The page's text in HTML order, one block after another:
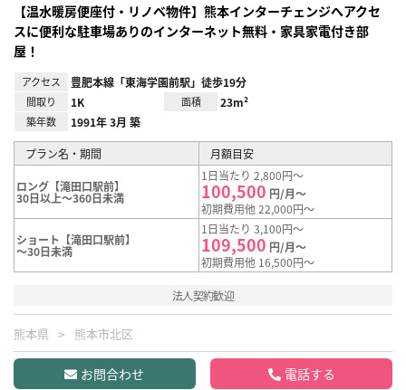
【温水暖房便座付・リノベ物件】熊本インターチェンジへアクセ
スに便利な駐車場ありのインターネット無料・家具家電付き部
屋！
アクセス 豊肥本線「東海学園前駅」徒歩19分
間取り 1K 面積 23m²
築年数 1991年 3月 築
プラン名・期間 月額目安
ロング【滝田口駅前】
30日以上～360日未満
1日当たり 2,800円～
100,500 円/月～
初期費用他 22,000円～
ショート【滝田口駅前】
～30日未満
1日当たり 3,100円～
109,500 円/月～
初期費用他 16,500円～
法人契約歓迎
熊本県 熊本市北区
お問合わせ 電話する